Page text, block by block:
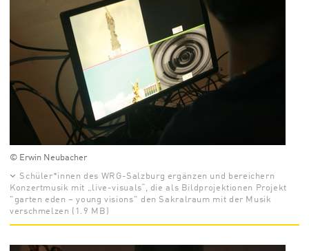
© Erwin Neubacher
Schüler*innen des WRG-Salzburg ergänzen und bereichern
Konzertmusik mit „live-visuals“, die als Bildprojektionen Projekt
"garten eden – young visions" den Sakralraum mit der Musik
verschmelzen (1.9 MB)